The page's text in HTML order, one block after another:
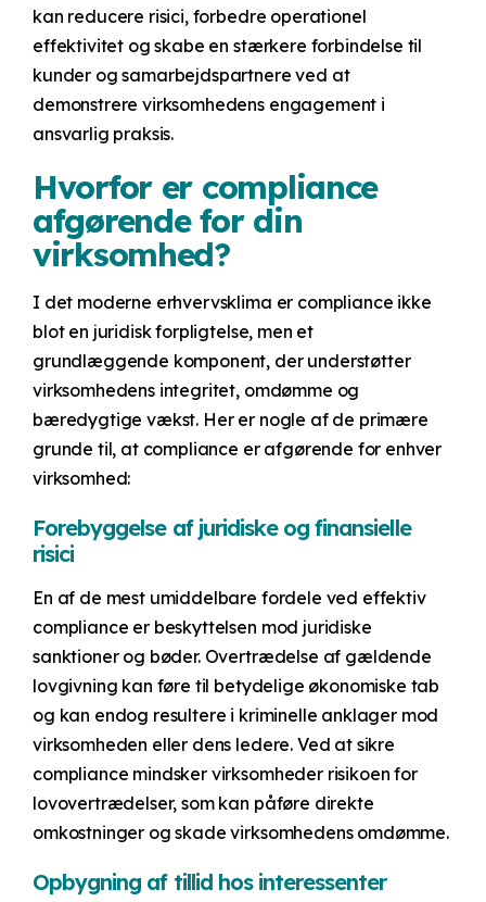
kan reducere risici, forbedre operationel
effektivitet og skabe en stærkere forbindelse til
kunder og samarbejdspartnere ved at
demonstrere virksomhedens engagement i
ansvarlig praksis.
Hvorfor er compliance
afgørende for din
virksomhed?
I det moderne erhvervsklima er compliance ikke
blot en juridisk forpligtelse, men et
grundlæggende komponent, der understøtter
virksomhedens integritet, omdømme og
bæredygtige vækst. Her er nogle af de primære
grunde til, at compliance er afgørende for enhver
virksomhed:
Forebyggelse af juridiske og finansielle
risici
En af de mest umiddelbare fordele ved effektiv
compliance er beskyttelsen mod juridiske
sanktioner og bøder. Overtrædelse af gældende
lovgivning kan føre til betydelige økonomiske tab
og kan endog resultere i kriminelle anklager mod
virksomheden eller dens ledere. Ved at sikre
compliance mindsker virksomheder risikoen for
lovovertrædelser, som kan påføre direkte
omkostninger og skade virksomhedens omdømme.
Opbygning af tillid hos interessenter